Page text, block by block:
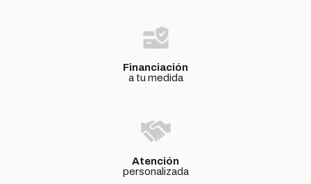
Financiación
a tu medida
Atención
personalizada